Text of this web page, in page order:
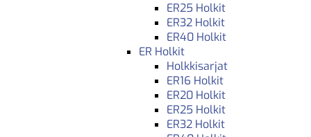
ER25 Holkit
ER32 Holkit
ER40 Holkit
ER Holkit
Holkkisarjat
ER16 Holkit
ER20 Holkit
ER25 Holkit
ER32 Holkit